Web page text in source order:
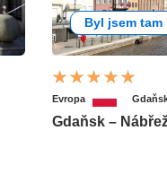
Byl jsem tam
Evropa
Gdaňsk –